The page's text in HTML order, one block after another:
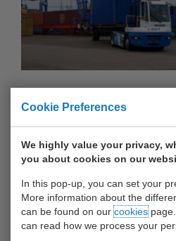
Cookie Preferences
We highly value your privacy,
you about cookies on our
In this pop-up, you can set your
More information about the
can be found on ourcookies
can read how we process your
(UWT) en Terberg starten met het
waterstof terminal trekker in de
concept tractor zal de komende
depots van UWT in de Waalhaven
te verzamelen in de normale
testen de UWT locaties in de
de continue operatie en het in de
tankstation te Rhoon.